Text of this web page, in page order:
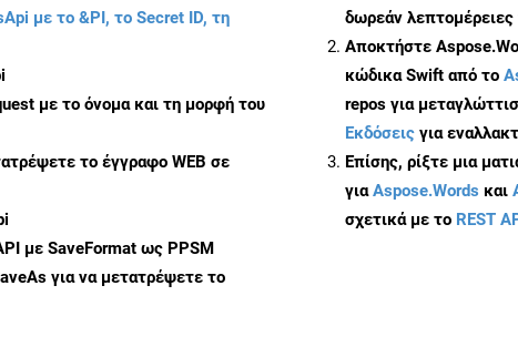
με το &PI, το Secret ID, τη
με το όνομα και τη μορφή του
το έγγραφο WEB σε
με SaveFormat ως PPSM
για να μετατρέψετε το
δωρεάν λεπτομέρειες
Αποκτήστε
κώδικα Swift από το
repos για
Εκδόσεις για
Επίσης, ρίξτε μια
γιαAspose.Words και
σχετικά με το REST